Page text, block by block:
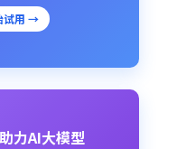
试用 →
力AI大模型